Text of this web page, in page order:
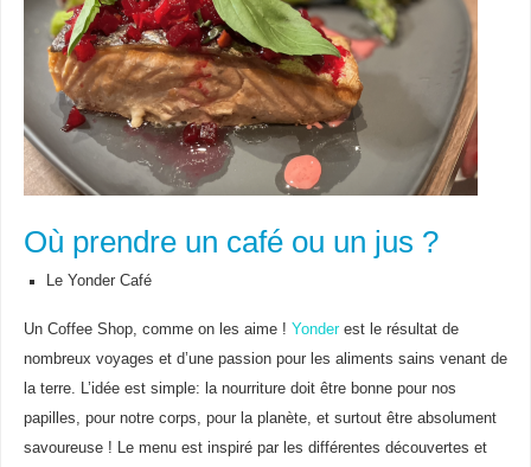
Où prendre un café ou un jus ?
Le Yonder Café
Un Coffee Shop, comme on les aime ! Yonderest le résultat de
nombreux voyages et d’une passion pour les aliments sains venant de
la terre. L’idée est simple: la nourriture doit être bonne pour nos
papilles, pour notre corps, pour la planète, et surtout être absolument
savoureuse ! Le menu est inspiré par les différentes découvertes et